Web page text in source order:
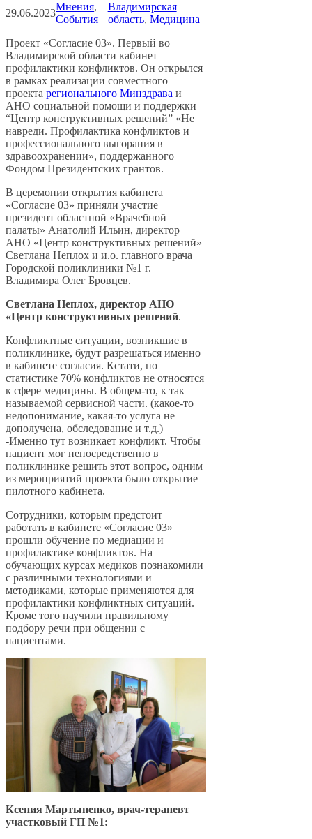
29.06.2023
Мнения
События
Владимирская
область, Медицина
Проект «Согласие 03». Первый во
Владимирской области кабинет
профилактики конфликтов. Он открылся
в рамках реализации совместного
проекта регионального Минздрава и
АНО социальной помощи и поддержки
“Центр конструктивных решений” «Не
навреди. Профилактика конфликтов и
профессионального выгорания в
здравоохранении», поддержанного
Фондом Президентских грантов.
В церемонии открытия кабинета
«Согласие 03» приняли участие
президент областной «Врачебной
палаты» Анатолий Ильин, директор
АНО «Центр конструктивных решений»
Светлана Неплох и и.о. главного врача
Городской поликлиники №1 г.
Владимира Олег Бровцев.
Светлана Неплох, директор АНО
«Центр конструктивных решений.
Конфликтные ситуации, возникшие в
поликлинике, будут разрешаться именно
в кабинете согласия. Кстати, по
статистике 70% конфликтов не относятся
к сфере медицины. В общем-то, к так
называемой сервисной части. (какое-то
недопонимание, какая-то услуга не
дополучена, обследование и т.д.)
-Именно тут возникает конфликт. Чтобы
пациент мог непосредственно в
поликлинике решить этот вопрос, одним
из мероприятий проекта было открытие
пилотного кабинета.
Сотрудники, которым предстоит
работать в кабинете «Согласие 03»
прошли обучение по медиации и
профилактике конфликтов. На
обучающих курсах медиков познакомили
с различными технологиями и
методиками, которые применяются для
профилактики конфликтных ситуаций.
Кроме того научили правильному
подбору речи при общении с
пациентами.
Ксения Мартыненко, врач-терапевт
участковый ГП №1: